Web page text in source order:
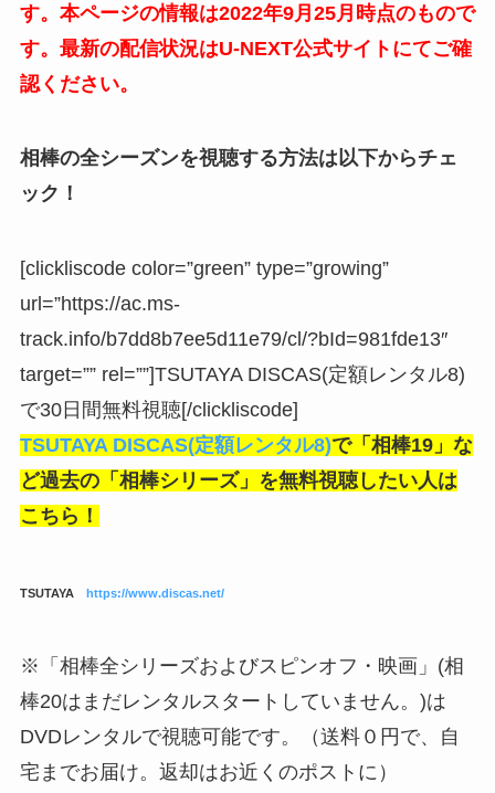
す。本ページの情報は2022年9月25月時点のもので
す。最新の配信状況はU-NEXT公式サイトにてご確
認ください。
相棒の全シーズンを視聴する方法は以下からチェ
ック！
[clickliscode color=”green” type=”growing”
url=”https://ac.ms-
track.info/b7dd8b7ee5d11e79/cl/?bId=981fde13″
target=”” rel=””]TSUTAYA DISCAS(定額レンタル8)
で30日間無料視聴[/clickliscode]
TSUTAYA DISCAS(定額レンタル8)で「相棒19」な
ど過去の「相棒シリーズ」を無料視聴したい人は
こちら！
TSUTAYA https://www.discas.net/
※「相棒全シリーズおよびスピンオフ・映画」(相
棒20はまだレンタルスタートしていません。)は
DVDレンタルで視聴可能です。（送料０円で、自
宅までお届け。返却はお近くのポストに）